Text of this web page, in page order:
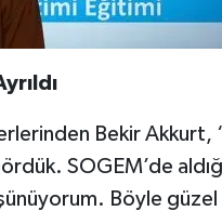
Bekir Akkurt,
SOGEM’de
Böyle